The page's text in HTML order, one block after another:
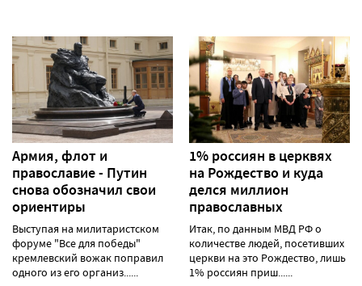
Армия, флот и
православие - Путин
снова обозначил свои
ориентиры
Выступая на милитаристском
форуме "Все для победы"
кремлевский вожак поправил
одного из его организ......
1% россиян в церквях
на Рождество и куда
делся миллион
православных
Итак, по данным МВД РФ о
количестве людей, посетивших
церкви на это Рождество, лишь
1% россиян приш......